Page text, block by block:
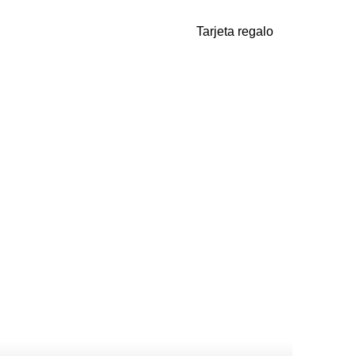
Tarjeta regalo